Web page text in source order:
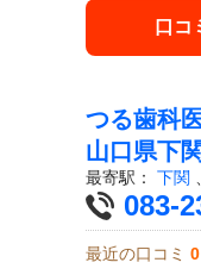
口コ
つる歯科
山口県下
最寄駅： 下関
083-
最近の口コミ 0